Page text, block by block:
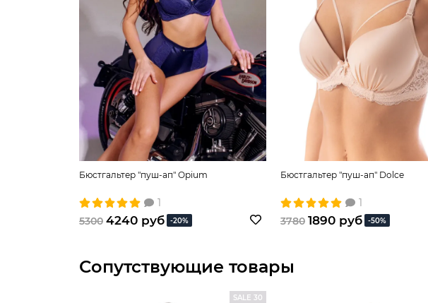
Бюстгальтер "пуш-ап" Opium
1
5300 4240 руб -20%
Бюстгальтер "пуш-ап" Dolce
1
3780 1890 руб -50%
Сопутствующие товары
SALE 30